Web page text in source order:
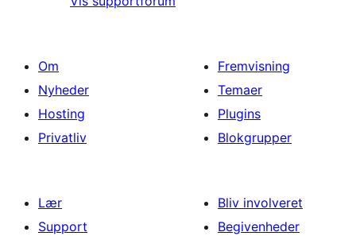
Om
Nyheder
Hosting
Privatliv
Fremvisning
Temaer
Plugins
Blokgrupper
Lær
Support
Bliv involveret
Begivenheder